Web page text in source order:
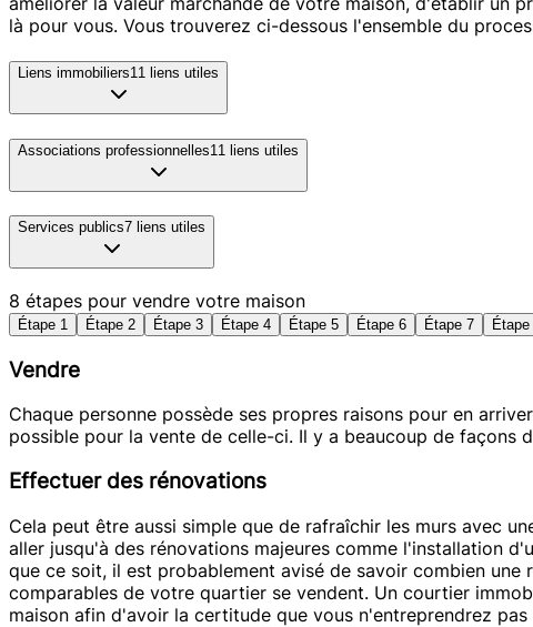
là pour vous. Vous trouverez ci-dessous l'ensemble du
Liens immobiliers11 liens utiles
Associations professionnelles11 liens utiles
Services publics7 liens utiles
8 étapes pour vendre votre maison
Étape 1 Étape 2 Étape 3 Étape 4 Étape 5 Étape 6 Étape 7 Étape
Vendre
Chaque personne possède ses propres raisons pour en
possible pour la vente de celle-ci. Il y a beaucoup de façons
Effectuer des rénovations
Cela peut être aussi simple que de rafraîchir les murs avec
aller jusqu'à des rénovations majeures comme l'installation
que ce soit, il est probablement avisé de savoir combien
comparables de votre quartier se vendent. Un courtier
maison afin d'avoir la certitude que vous n'entreprendrez